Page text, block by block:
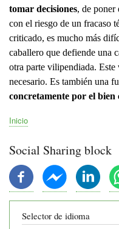
tomar decisiones, de poner
con el riesgo de un fracaso
criticado, es mucho más
caballero que defiende una
otra parte vilipendiada.
necesario. Es también una
concretamente por el bien
de
navegación
Inicio
Social Sharing block
Selector de idioma